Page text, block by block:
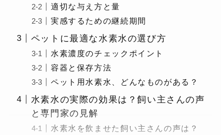
適切な与え方と量
実感するための継続期間
ペットに最適な水素水の選び方
水素濃度のチェックポイント
容器と保存方法
ペット用水素水、どんなものがある？
水素水の実際の効果は？飼い主さんの声
と専門家の見解
水素水を飲ませた飼い主さんの声は？